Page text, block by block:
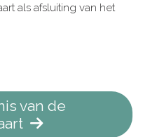
als afsluiting van het
van de